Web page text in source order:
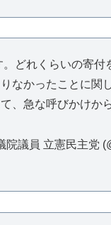
どれくらいの寄付
なかったことに関
、急な呼びかけか
議員 立憲民主党